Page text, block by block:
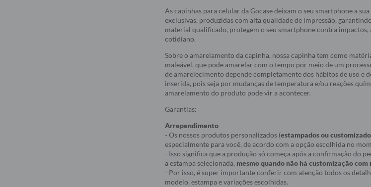
As capinhas para celular da Gocase deixam o seu smartphone a
exclusivas, produzidas com alta qualidade de impressão,
material qualificado, protegem o seu smartphone contra impactos,
cotidiano.
Sobre o amarelamento da capinha, nossa capinha tem como
maleável, que pode amarelar com o tempo por meio de um
de amarelecimento depende completamente dos hábitos de uso e
inserida, pois seja por mudanças de temperatura e/ou reações
amarelamento do produto pode vir a acontecer.
Garantias:
Arrependimento
- Os nossos produtos personalizados (estampados ou
especialmente para você, de acordo com a opção escolhida no
- Isso significa que a produção só começa após a confirmação do
a estampa selecionada, mesmo quando não há customização com
- Por isso, é super importante conferir com atenção todos os
modelo, estampa e variações escolhidas.